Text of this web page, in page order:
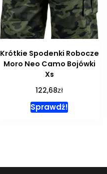
Krótkie Spodenki Robocze
Moro Neo Camo Bojówki
Xs
122,68zł
Sprawdź!